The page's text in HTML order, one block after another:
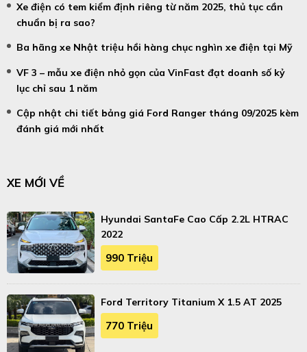
Xe điện có tem kiểm định riêng từ năm 2025, thủ tục cần
chuẩn bị ra sao?
Ba hãng xe Nhật triệu hồi hàng chục nghìn xe điện tại Mỹ
VF 3 – mẫu xe điện nhỏ gọn của VinFast đạt doanh số kỷ
lục chỉ sau 1 năm
Cập nhật chi tiết bảng giá Ford Ranger tháng 09/2025 kèm
đánh giá mới nhất
XE MỚI VỀ
Hyundai SantaFe Cao Cấp 2.2L HTRAC
2022
990 Triệu
Ford Territory Titanium X 1.5 AT 2025
770 Triệu